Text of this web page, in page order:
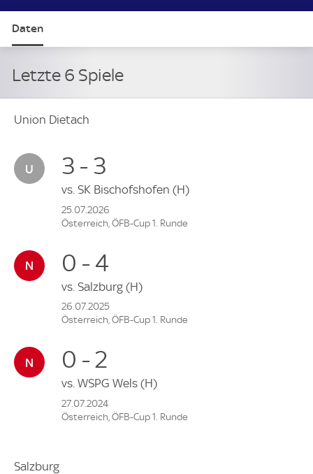
Daten
Letzte 6 Spiele
Union Dietach
3 - 3
vs. SK Bischofshofen (H)
25.07.2026
Österreich, ÖFB-Cup 1. Runde
0 - 4
vs. Salzburg (H)
26.07.2025
Österreich, ÖFB-Cup 1. Runde
0 - 2
vs. WSPG Wels (H)
27.07.2024
Österreich, ÖFB-Cup 1. Runde
Salzburg